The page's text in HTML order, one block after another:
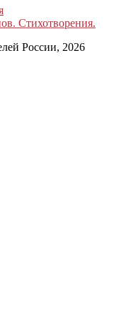
Стихотворения.
России, 2026